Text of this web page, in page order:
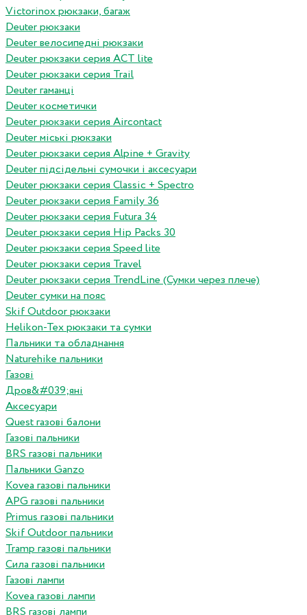
Victorinox рюкзаки, багаж
Deuter рюкзаки
Deuter велосипедні рюкзаки
Deuter рюкзаки серия ACT lite
Deuter рюкзаки серия Trail
Deuter гаманці
Deuter косметички
Deuter рюкзаки серия Aircontact
Deuter міські рюкзаки
Deuter рюкзаки серия Alpine + Gravity
Deuter підсідельні сумочки і аксесуари
Deuter рюкзаки серия Classic + Spectro
Deuter рюкзаки серия Family 36
Deuter рюкзаки серия Futura 34
Deuter рюкзаки серия Hip Packs 30
Deuter рюкзаки серия Speed lite
Deuter рюкзаки серия Travel
Deuter рюкзаки серия TrendLine (Сумки через плече)
Deuter сумки на пояс
Skif Outdoor рюкзаки
Helikon-Tex рюкзаки та сумки
Пальники та обладнання
Naturehike пальники
Газові
Дров&#039;яні
Аксесуари
Quest газові балони
Газові пальники
BRS газові пальники
Пальники Ganzo
Kovea газові пальники
APG газові пальники
Primus газові пальники
Skif Outdoor пальники
Tramp газові пальники
Сила газові пальники
Газові лампи
Kovea газові лампи